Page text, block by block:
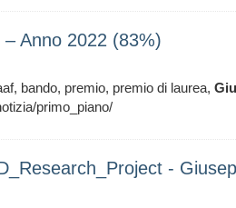
– Anno 2022 (83%)
bando, premio, premio di laurea,
primo_piano/
-